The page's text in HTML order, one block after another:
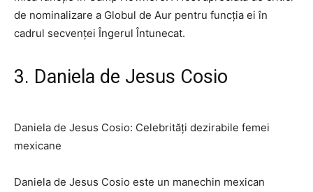
de nominalizare a Globul de Aur pentru funcția ei în
cadrul secvenței Îngerul Întunecat.
3. Daniela de Jesus Cosio
Daniela de Jesus Cosio: Celebrități dezirabile femei
mexicane
Daniela de Jesus Cosio este un manechin mexican